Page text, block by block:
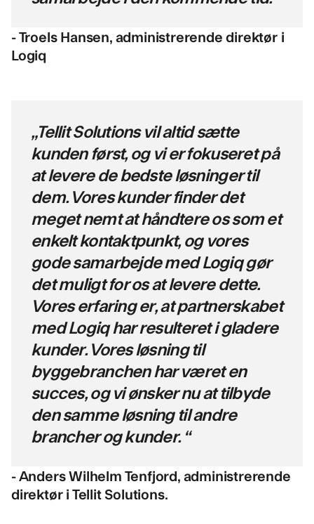
- Troels Hansen, administrerende direktør i
Logiq
„Tellit Solutions vil altid sætte
kunden først, og vi er fokuseret på
at levere de bedste løsninger til
dem. Vores kunder finder det
meget nemt at håndtere os som et
enkelt kontaktpunkt, og vores
gode samarbejde med Logiq gør
det muligt for os at levere dette.
Vores erfaring er, at partnerskabet
med Logiq har resulteret i gladere
kunder. Vores løsning til
byggebranchen har været en
succes, og vi ønsker nu at tilbyde
den samme løsning til andre
brancher og kunder. “
- Anders Wilhelm Tenfjord, administrerende
direktør i Tellit Solutions.